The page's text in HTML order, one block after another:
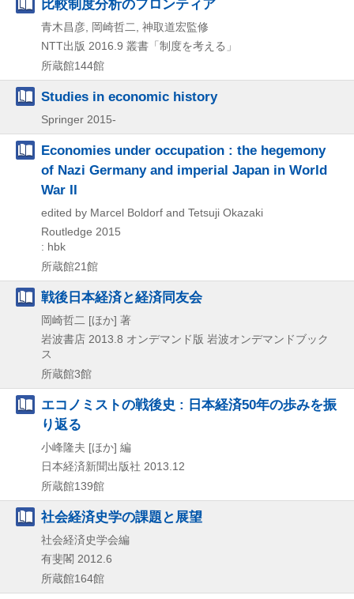
比較制度分析のフロンティア
青木昌彦, 岡崎哲二, 神取道宏監修
NTT出版 2016.9 叢書「制度を考える」
所蔵館144館
Studies in economic history
Springer 2015-
Economies under occupation : the hegemony
of Nazi Germany and imperial Japan in World
War II
edited by Marcel Boldorf and Tetsuji Okazaki
Routledge 2015
: hbk
所蔵館21館
戦後日本経済と経済同友会
岡崎哲二 [ほか] 著
岩波書店 2013.8 オンデマンド版 岩波オンデマンドブック
ス
所蔵館3館
エコノミストの戦後史 : 日本経済50年の歩みを振
り返る
小峰隆夫 [ほか] 編
日本経済新聞出版社 2013.12
所蔵館139館
社会経済史学の課題と展望
社会経済史学会編
有斐閣 2012.6
所蔵館164館